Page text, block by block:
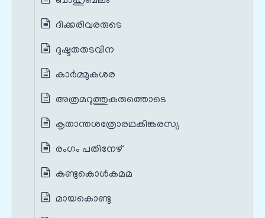
ദിക്കരിവരരുടെ
ദുഷ്ടതതടവിന
കാർമ്മുകശര
അത്രമറുത്തുകരുത്തൊടെ
കൃതാന്തശത്രോരഥകിങ്കരസ്യ
രംഗം പതിനേഴ്
കണ്ടുകൊൾകമമ
മായകൊണ്ടു